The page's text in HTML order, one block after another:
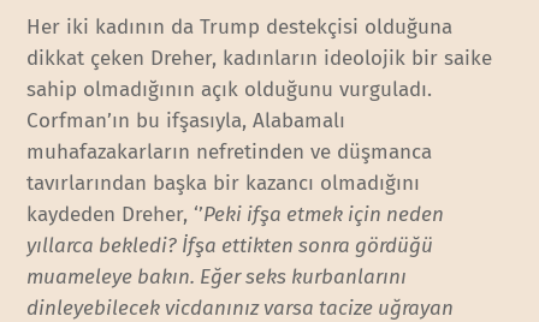
Her iki kadının da Trump destekçisi olduğuna
dikkat çeken Dreher, kadınların ideolojik bir saike
sahip olmadığının açık olduğunu vurguladı.
Corfman’ın bu ifşasıyla, Alabamalı
muhafazakarların nefretinden ve düşmanca
tavırlarından başka bir kazancı olmadığını
kaydeden Dreher, ‘’Peki ifşa etmek için neden
yıllarca bekledi? İfşa ettikten sonra gördüğü
muameleye bakın. Eğer seks kurbanlarını
dinleyebilecek vicdanınız varsa tacize uğrayan